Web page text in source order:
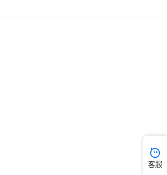
客服